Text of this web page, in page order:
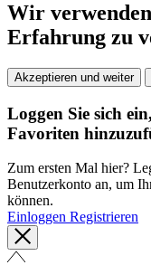
Wir
Erfahrung zu
Akzeptieren und weiter
Loggen Sie sich
Favoriten
Zum ersten Mal hier?
Benutzerkonto an, um
können.
Einloggen Registrieren